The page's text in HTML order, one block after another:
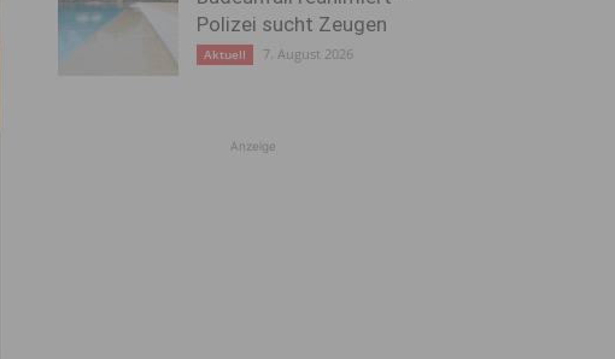
Polizei sucht Zeugen
Aktuell 7. August 2026
Anzeige